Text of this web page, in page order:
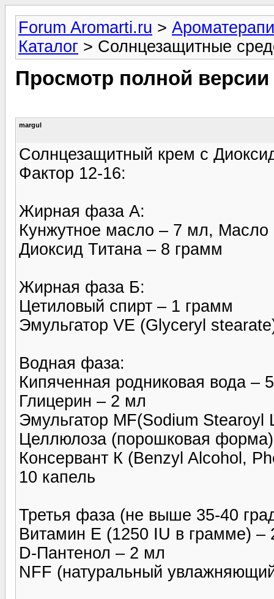
Forum Aromarti.ru >
Каталог > Солнцезащитные
Просмотр полной
margul
Солнцезащитный крем с
Фактор 12-16:
Жирная фаза А:
Кунжутное масло – 7 мл,
Диоксид Титана – 8 грамм
Жирная фаза Б:
Цетиловый спирт – 1 грамм
Эмульгатор VE (Glyceryl
Водная фаза:
Кипяченная родниковая вода –
Глицерин – 2 мл
Эмульгатор MF(Sodium
Целлюлоза (порошковая
Консервант К (Benzyl Alcohol,
10 капель
Третья фаза (не выше 35-40
Витамин Е (1250 IU в грамме) –
D-Пантенол – 2 мл
NFF (натуральный